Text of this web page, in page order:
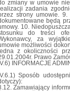
zmiany w umowie
zadania
strony umowie.
będą
10.
do treści
za
możliwości
z okoliczności
Prawo
IV.6) INFORMACJE
IV.6.1) Sposób
Zamawiający